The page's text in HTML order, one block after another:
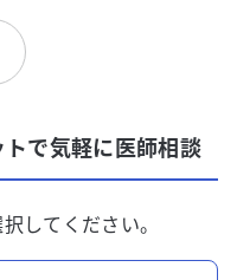
で気軽に医師相談
してください。